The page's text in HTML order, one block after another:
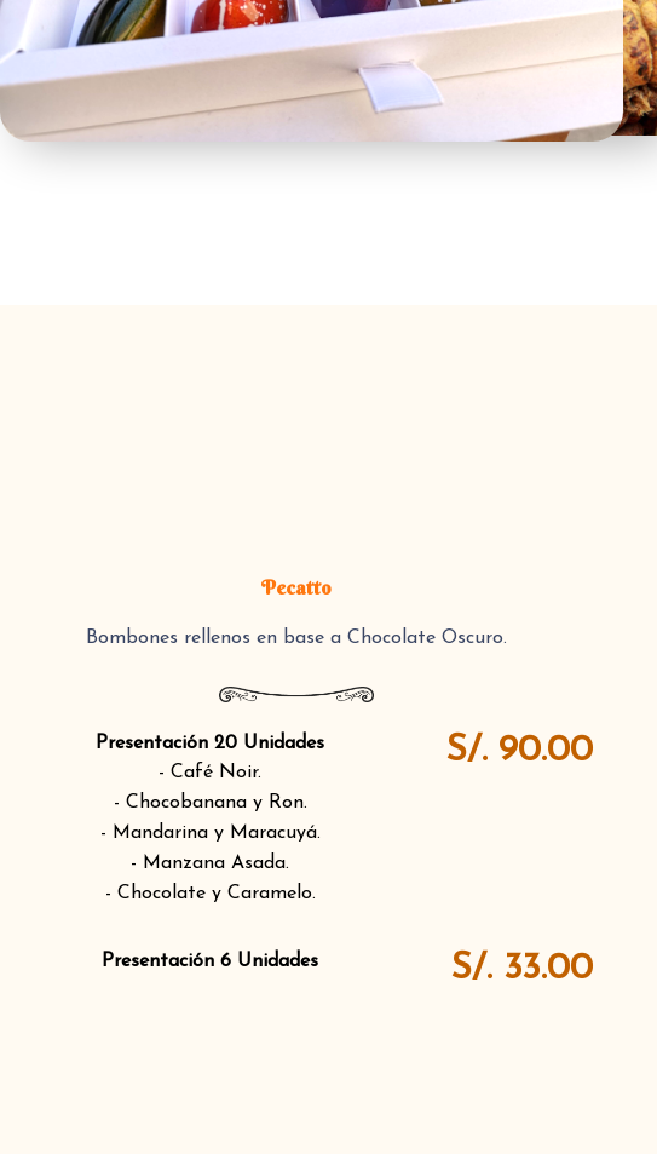
Pecatto
Bombones rellenos en base a Chocolate Oscuro.
Presentación 20 Unidades
- Café Noir.
- Chocobanana y Ron.
- Mandarina y Maracuyá.
- Manzana Asada.
- Chocolate y Caramelo.
S/. 90.00
Presentación 6 Unidades S/. 33.00